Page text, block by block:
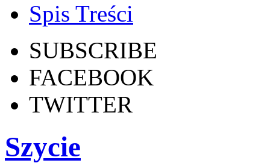
Spis Treści
SUBSCRIBE
FACEBOOK
TWITTER
Szycie